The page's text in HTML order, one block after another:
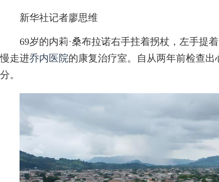
新华社记者廖思维
69岁的内莉·桑布拉诺右手拄着拐杖，左手提
慢走进乔内医院的康复治疗室。自从两年前检查
分。